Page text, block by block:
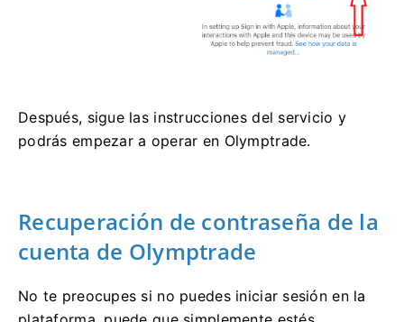
Después, sigue las instrucciones del servicio y
podrás empezar a operar en Olymptrade.
Recuperación de contraseña de la
cuenta de Olymptrade
No te preocupes si no puedes iniciar sesión en la